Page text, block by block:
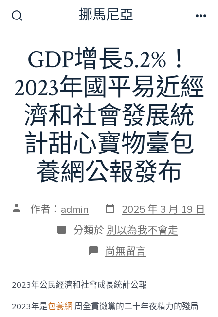
挪馬尼亞
GDP增長5.2%！
2023年國平易近經
濟和社會發展統
計甜心寶物臺包
養網公報發布
文 作者： admin 發
表
日
期
2025 年 3 月 19 日
分
類
分類於 別以為我不會走
在
〈GDP
長
5.2%！
2023
年
尚無留言
2023年公民經濟和社會成長統計公報
2023年是包養網 周全貫徹黨的二十年夜精力的殘局